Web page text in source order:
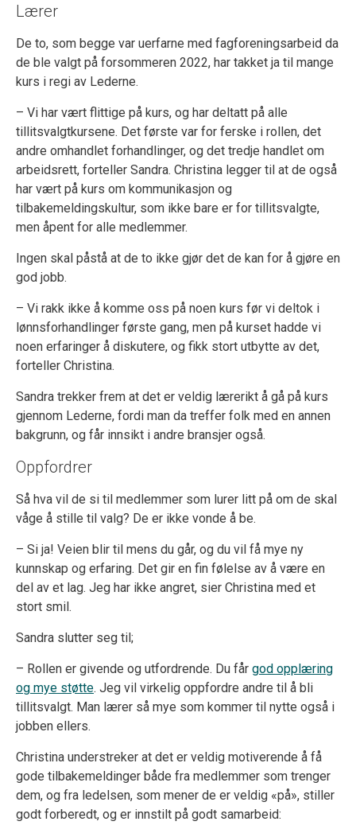
Lærer
De to, som begge var uerfarne med fagforeningsarbeid da
de ble valgt på forsommeren 2022, har takket ja til mange
kurs i regi av Lederne.
– Vi har vært flittige på kurs, og har deltatt på alle
tillitsvalgtkursene. Det første var for ferske i rollen, det
andre omhandlet forhandlinger, og det tredje handlet om
arbeidsrett, forteller Sandra. Christina legger til at de også
har vært på kurs om kommunikasjon og
tilbakemeldingskultur, som ikke bare er for tillitsvalgte,
men åpent for alle medlemmer.
Ingen skal påstå at de to ikke gjør det de kan for å gjøre en
god jobb.
– Vi rakk ikke å komme oss på noen kurs før vi deltok i
lønnsforhandlinger første gang, men på kurset hadde vi
noen erfaringer å diskutere, og fikk stort utbytte av det,
forteller Christina.
Sandra trekker frem at det er veldig lærerikt å gå på kurs
gjennom Lederne, fordi man da treffer folk med en annen
bakgrunn, og får innsikt i andre bransjer også.
Oppfordrer
Så hva vil de si til medlemmer som lurer litt på om de skal
våge å stille til valg? De er ikke vonde å be.
– Si ja! Veien blir til mens du går, og du vil få mye ny
kunnskap og erfaring. Det gir en fin følelse av å være en
del av et lag. Jeg har ikke angret, sier Christina med et
stort smil.
Sandra slutter seg til;
– Rollen er givende og utfordrende. Du får god opplæring
og mye støtte. Jeg vil virkelig oppfordre andre til å bli
tillitsvalgt. Man lærer så mye som kommer til nytte også i
jobben ellers.
Christina understreker at det er veldig motiverende å få
gode tilbakemeldinger både fra medlemmer som trenger
dem, og fra ledelsen, som mener de er veldig «på», stiller
godt forberedt, og er innstilt på godt samarbeid: